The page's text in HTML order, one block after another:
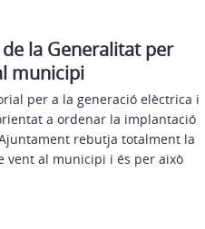
de la Generalitat per
municipi
per a la generació elèctrica i
a ordenar la implantació
rebutja totalment la
vent al municipi i és per això